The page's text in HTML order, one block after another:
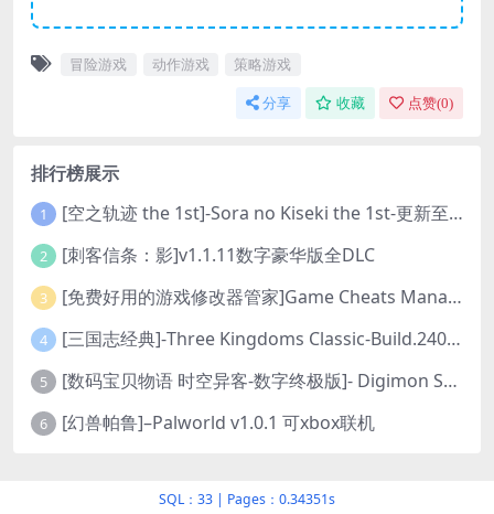
冒险游戏 动作游戏 策略游戏
分享 收藏 点赞(0)
排行榜展示
1 [空之轨迹 the 1st]-Sora no Kiseki the 1st-更新至v1.06.4-全DLC
2 [刺客信条：影]v1.1.11数字豪华版全DLC
3 [免费好用的游戏修改器管家]Game Cheats Manager
4 [三国志经典]-Three Kingdoms Classic-Build.24048091-v1.0.0+5
5 [数码宝贝物语 时空异客-数字终极版]- Digimon Story Time Stranger-Build.23514637
6 [幻兽帕鲁]–Palworld v1.0.1 可xbox联机
SQL：33 | Pages：0.34351s